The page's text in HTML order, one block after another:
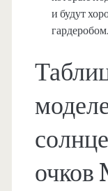
и будут
гардеробом.
очков